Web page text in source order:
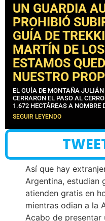
UN GUARDIA
PROHIBIÓ
GUÍA DE
MARTÍN DE
ESTAMOS
NUESTRO
EL GUÍA DE MONTAÑA
CERRARON EL PASO AL
1.672 HECTÁREAS A NOMBRE
SEGUIR LEYENDO
Así que hay
Argentina, estudian
atienden gratis en
mientras odian a la
Acabo de